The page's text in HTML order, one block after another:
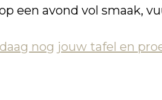
een avond vol smaak,
nog jouw tafel en